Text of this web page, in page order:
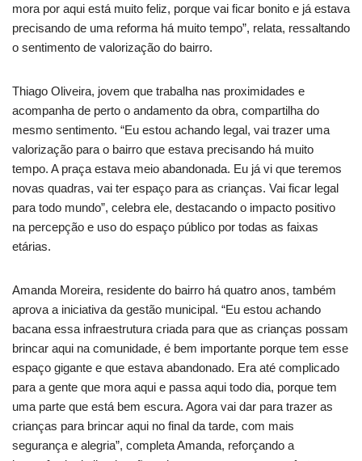
mora por aqui está muito feliz, porque vai ficar bonito e já estava
precisando de uma reforma há muito tempo”, relata, ressaltando
o sentimento de valorização do bairro.
Thiago Oliveira, jovem que trabalha nas proximidades e
acompanha de perto o andamento da obra, compartilha do
mesmo sentimento. “Eu estou achando legal, vai trazer uma
valorização para o bairro que estava precisando há muito
tempo. A praça estava meio abandonada. Eu já vi que teremos
novas quadras, vai ter espaço para as crianças. Vai ficar legal
para todo mundo”, celebra ele, destacando o impacto positivo
na percepção e uso do espaço público por todas as faixas
etárias.
Amanda Moreira, residente do bairro há quatro anos, também
aprova a iniciativa da gestão municipal. “Eu estou achando
bacana essa infraestrutura criada para que as crianças possam
brincar aqui na comunidade, é bem importante porque tem esse
espaço gigante e que estava abandonado. Era até complicado
para a gente que mora aqui e passa aqui todo dia, porque tem
uma parte que está bem escura. Agora vai dar para trazer as
crianças para brincar aqui no final da tarde, com mais
segurança e alegria”, completa Amanda, reforçando a